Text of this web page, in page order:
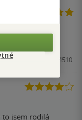
2019, 9788027124510
to jsem rodilá